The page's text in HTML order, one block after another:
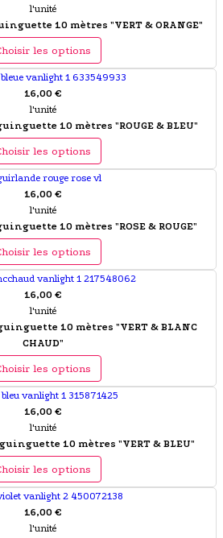
l'unité
10 mètres "VERT & ORANGE"
les options
16,00 €
l'unité
10 mètres "ROUGE & BLEU"
les options
16,00 €
l'unité
10 mètres "ROSE & ROUGE"
les options
16,00 €
l'unité
10 mètres "VERT & BLANC
CHAUD"
les options
16,00 €
l'unité
10 mètres "VERT & BLEU"
les options
16,00 €
l'unité